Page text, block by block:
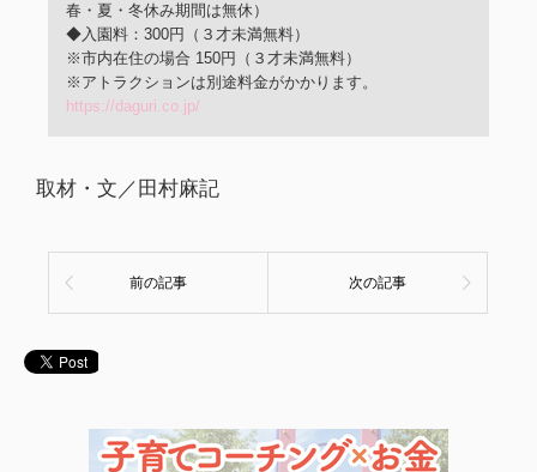
春・夏・冬休み期間は無休）
◆入園料：300円（３才未満無料）
※市内在住の場合 150円（３才未満無料）
※アトラクションは別途料金がかかります。
https://daguri.co.jp/
取材・文／田村麻記
前の記事 次の記事